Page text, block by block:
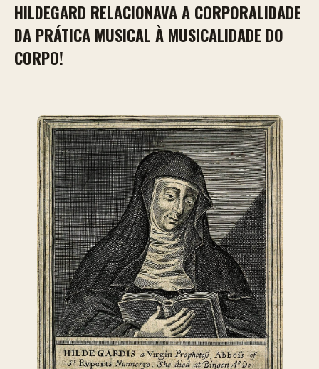
HILDEGARD RELACIONAVA A CORPORALIDADE
DA PRÁTICA MUSICAL À MUSICALIDADE DO
CORPO!